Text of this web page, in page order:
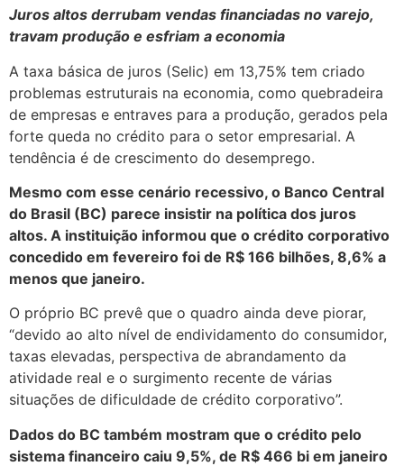
Juros altos derrubam vendas financiadas no varejo,
travam produção e esfriam a economia
A taxa básica de juros (Selic) em 13,75% tem criado
problemas estruturais na economia, como quebradeira
de empresas e entraves para a produção, gerados pela
forte queda no crédito para o setor empresarial. A
tendência é de crescimento do desemprego.
Mesmo com esse cenário recessivo, o Banco Central
do Brasil (BC) parece insistir na política dos juros
altos. A instituição informou que o crédito corporativo
concedido em fevereiro foi de R$ 166 bilhões, 8,6% a
menos que janeiro.
O próprio BC prevê que o quadro ainda deve piorar,
“devido ao alto nível de endividamento do consumidor,
taxas elevadas, perspectiva de abrandamento da
atividade real e o surgimento recente de várias
situações de dificuldade de crédito corporativo”.
Dados do BC também mostram que o crédito pelo
sistema financeiro caiu 9,5%, de R$ 466 bi em janeiro